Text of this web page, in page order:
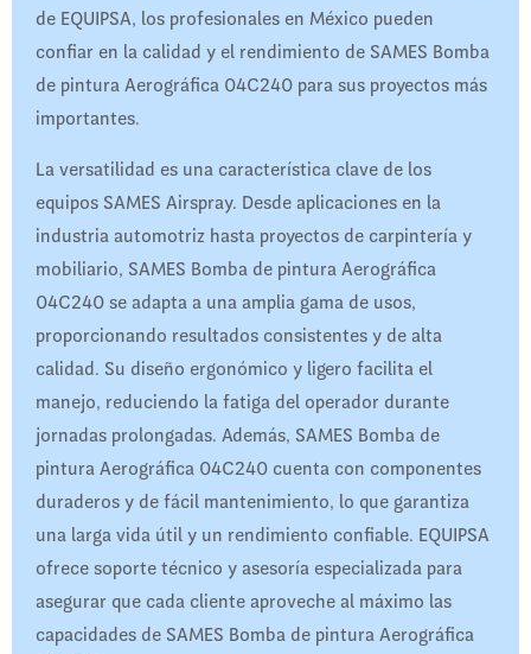
de EQUIPSA, los profesionales en México pueden
confiar en la calidad y el rendimiento de SAMES Bomba
de pintura Aerográfica 04C240 para sus proyectos más
importantes.​
La versatilidad es una característica clave de los
equipos SAMES Airspray. Desde aplicaciones en la
industria automotriz hasta proyectos de carpintería y
mobiliario, SAMES Bomba de pintura Aerográfica
04C240 se adapta a una amplia gama de usos,
proporcionando resultados consistentes y de alta
calidad. Su diseño ergonómico y ligero facilita el
manejo, reduciendo la fatiga del operador durante
jornadas prolongadas. Además, SAMES Bomba de
pintura Aerográfica 04C240 cuenta con componentes
duraderos y de fácil mantenimiento, lo que garantiza
una larga vida útil y un rendimiento confiable. EQUIPSA
ofrece soporte técnico y asesoría especializada para
asegurar que cada cliente aproveche al máximo las
capacidades de SAMES Bomba de pintura Aerográfica